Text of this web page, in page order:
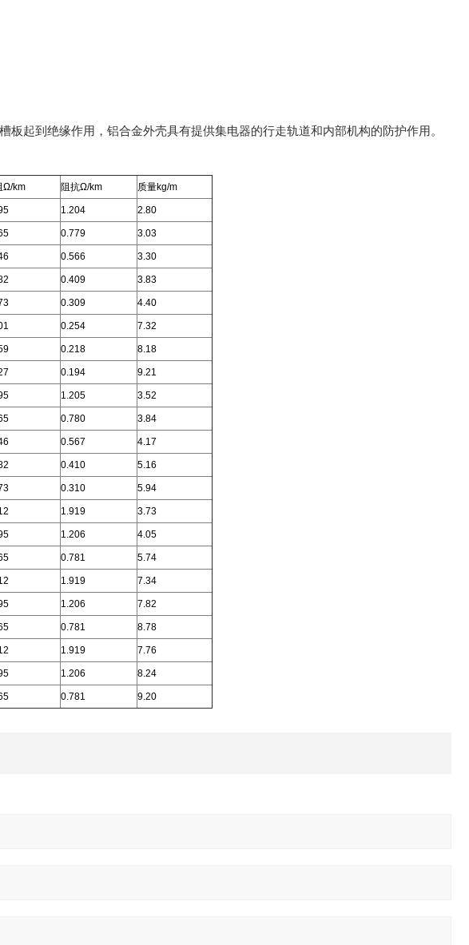
起到绝缘作用，铝合金外壳具有提供集电器的行走轨道和内部机构的防护作用。
Ω/km 阻抗Ω/km 质量kg/m
1.204 2.80
0.779 3.03
0.566 3.30
0.409 3.83
0.309 4.40
0.254 7.32
0.218 8.18
0.194 9.21
1.205 3.52
0.780 3.84
0.567 4.17
0.410 5.16
0.310 5.94
1.919 3.73
1.206 4.05
0.781 5.74
1.919 7.34
1.206 7.82
0.781 8.78
1.919 7.76
1.206 8.24
0.781 9.20